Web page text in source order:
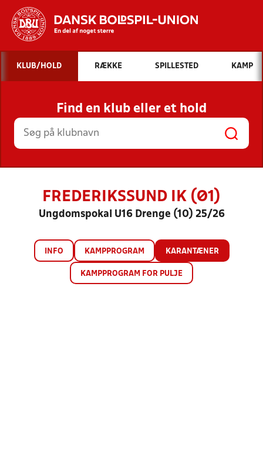
Hvad vil du søge efter?
INDHOLD OG NYHEDER
STILLINGER, RESULTATER, KLUBBER OG
HOLD
KLUB/HOLD RÆKKE SPILLESTED KAMP
Find en klub eller et hold
FREDERIKSSUND IK (Ø1)
Ungdomspokal U16 Drenge (10) 25/26
INFO KAMPPROGRAM KARANTÆNER
KAMPPROGRAM FOR PULJE